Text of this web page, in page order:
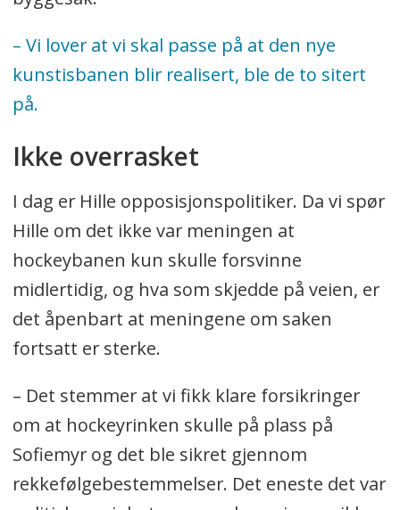
– Vi lover at vi skal passe på at den nye
kunstisbanen blir realisert, ble de to sitert
på.
Ikke overrasket
I dag er Hille opposisjonspolitiker. Da vi spør
Hille om det ikke var meningen at
hockeybanen kun skulle forsvinne
midlertidig, og hva som skjedde på veien, er
det åpenbart at meningene om saken
fortsatt er sterke.
– Det stemmer at vi fikk klare forsikringer
om at hockeyrinken skulle på plass på
Sofiemyr og det ble sikret gjennom
rekkefølgebestemmelser. Det eneste det var